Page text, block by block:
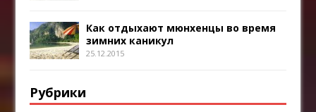
Как отдыхают мюнхенцы во время
зимних каникул
25.12.2015
Рубрики